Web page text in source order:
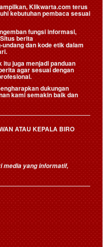
Klikwarta.com terus
kebutuhan pembaca sesuai
fungsi informasi,
berita
dan kode etik dalam
itu juga menjadi panduan
agar sesuai dengan
dukungan
kami semakin baik dan
ATAU KEPALA BIRO
media yang informatif,